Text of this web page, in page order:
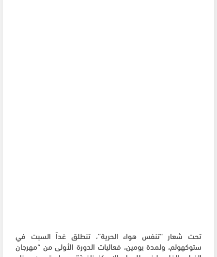
تحت شعار “تنفس هواء الحرية”، تنطلق غداً السبت في
ستوكهولم، ولمدة يومين، فعاليات الدورة الأولى من “مهرجان